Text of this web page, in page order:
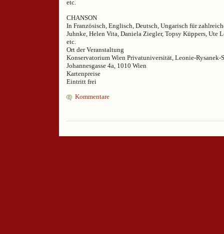
etc.
CHANSON
In Französisch, Englisch, Deutsch, Ungarisch für
Juhnke, Helen Vita, Daniela Ziegler, Topsy Küppers, Ute
etc.
Ort der Veranstaltung
Konservatorium Wien Privatuniversität, Leonie-Rysanek-
Johannesgasse 4a, 1010 Wien
Kartenpreise
Eintritt frei
Kommentare